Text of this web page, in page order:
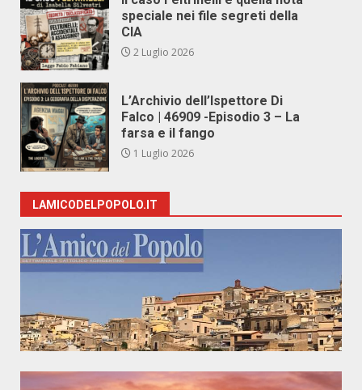
speciale nei file segreti della
CIA
2 Luglio 2026
L’Archivio dell’Ispettore Di
Falco | 46909 -Episodio 3 – La
farsa e il fango
1 Luglio 2026
LAMICODELPOPOLO.IT